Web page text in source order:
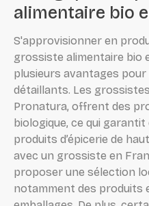
alimentaire bio
S'approvisionner en
grossiste alimentaire bio
plusieurs avantages
détaillants. Les
Pronatura, offrent des
biologique, ce qui
produits d’épicerie de
avec un grossiste en
proposer une sélection
notamment des produits